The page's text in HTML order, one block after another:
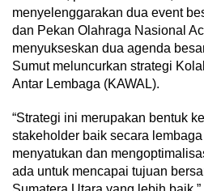
menyelenggarakan dua event
dan Pekan Olahraga Nasional
menyukseskan dua agenda
Sumut meluncurkan strategi
Antar Lembaga (KAWAL).
“Strategi ini merupakan bentuk
stakeholder baik secara
menyatukan dan
ada untuk mencapai tujuan